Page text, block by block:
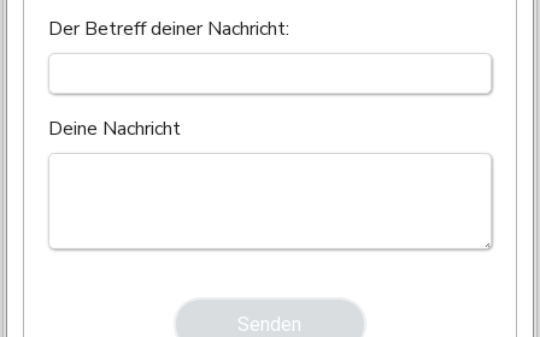
Der Betreff deiner Nachricht:
Deine Nachricht